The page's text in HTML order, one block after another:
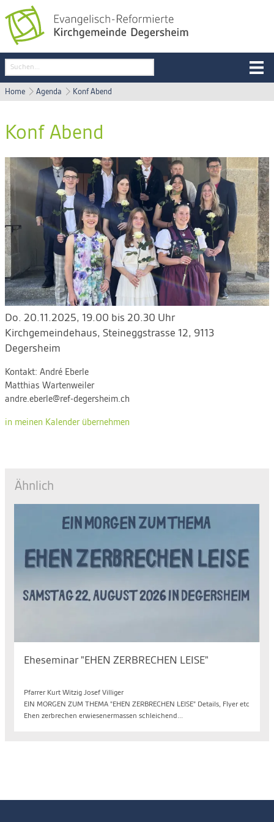
Home Agenda Konf Abend
Konf Abend
Do. 20.11.2025, 19.00 bis 20.30 Uhr
Kirchgemeindehaus, Steineggstrasse 12, 9113
Degersheim
Kontakt: André Eberle
Matthias Wartenweiler
andre.eberle@ref-degersheim.ch
in meinen Kalender übernehmen
Ähnlich
Eheseminar "EHEN ZERBRECHEN LEISE"
Pfarrer Kurt Witzig Josef Villiger
EIN MORGEN ZUM THEMA "EHEN ZERBRECHEN LEISE" Details, Flyer etc
Ehen zerbrechen erwiesenermassen schleichend...